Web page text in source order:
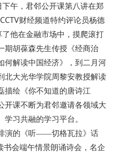
下午，君邻公开课第八讲在郑
CCTV财经频道特约评论员杨德
了他在金融市场中，摸爬滚打
期胡葆森先生传授《经商治
何解读中国经济》，到二月河
北大光华学院周黎安教授解读
描绘《你不知道的唐诗江
开课不断为君邻邀请各领域大
习共融的学习平台。
演的《听——切格瓦拉》话
书会端午情景朗诵诗会，名企